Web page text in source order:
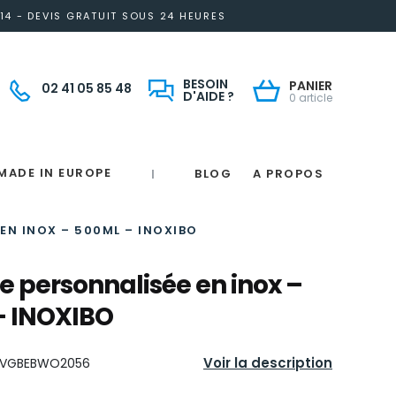
- DEVIS GRATUIT SOUS 24 HEURES
02 41 05 85 48 BESOIN
D'AIDE ?
PANIER
0 article
IN EUROPE | BLOG A PROPOS
EN INOX – 500ML – INOXIBO
personnalisée en inox –
VGBEBWO2056 Voir la description